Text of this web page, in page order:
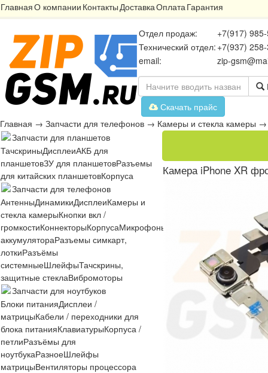
ГлавнаяО компании КонтактыДоставкаОплатаГарантия
Отдел продаж:
+7(917)
Технический отдел: +7(937)
email:
zip-
Скачать прайс
Главная → Запчасти для телефонов → Камеры и стекла камеры
Запчасти для планшетов
ТачскриныДисплеиАКБ для
планшетовЗУ для планшетовРазъемы
для китайских планшетовКорпуса
Запчасти для телефонов
АнтенныДинамикиДисплеиКамеры и
стекла камерыКнопки вкл /
громкостиКоннекторыКорпусаМикрофоны
аккумулятораРазъемы симкарт,
лоткиРазъёмы
системныеШлейфыТачскрины,
защитные стеклаВибромоторы
Запчасти для ноутбуков
Блоки питанияДисплеи /
матрицыКабели / переходники для
блока питанияКлавиатурыКорпуса /
петлиРазъёмы для
ноутбукаРазноеШлейфы
матрицыВентиляторы процессора
Камера iPhone XR